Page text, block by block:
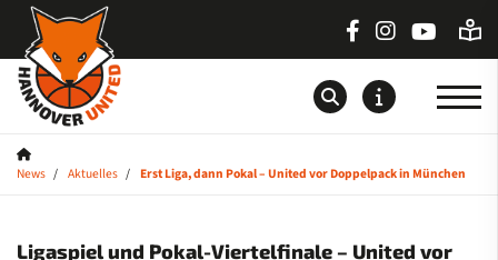
News Aktuelles Erst Liga, dann Pokal – United vor Doppelpack in München
Ligaspiel und Pokal-Viertelfinale – United vor
Startseite